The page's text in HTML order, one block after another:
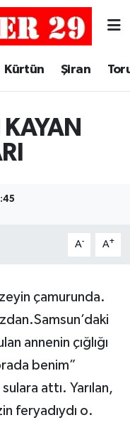
Kürtün Şiran
A- A+
çamurunda.
annenin çığlığı
benim”
attı. Yarılan,
feryadıydı o.